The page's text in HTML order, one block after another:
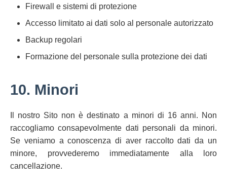
Firewall e sistemi di protezione
Accesso limitato ai dati solo al personale autorizzato
Backup regolari
Formazione del personale sulla protezione dei dati
10. Minori
Il nostro Sito non è destinato a minori di 16 anni. Non
raccogliamo consapevolmente dati personali da minori.
Se veniamo a conoscenza di aver raccolto dati da un
minore, provvederemo immediatamente alla loro
cancellazione.